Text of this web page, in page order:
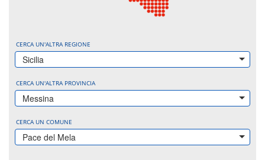
CERCA UN'ALTRA REGIONE
Sicilia
CERCA UN'ALTRA PROVINCIA
Messina
CERCA UN COMUNE
Pace del Mela